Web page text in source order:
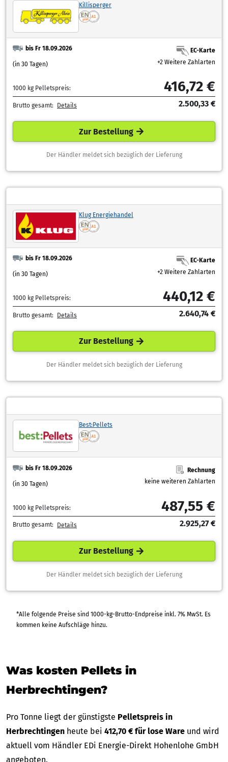
Killisperger
bis Fr 18.09.2026
(in 30 Tagen)
EC-Karte
+2 Weitere Zahlarten
1000 kg Pelletspreis: 416,72 €
Brutto gesamt: Details 2.500,33 €
Zur Bestellung
Der Händler meldet sich bezüglich der Lieferung
Klug Energiehandel
bis Fr 18.09.2026
(in 30 Tagen)
EC-Karte
+2 Weitere Zahlarten
1000 kg Pelletspreis: 440,12 €
Brutto gesamt: Details 2.640,74 €
Zur Bestellung
Der Händler meldet sich bezüglich der Lieferung
Best:Pellets
bis Fr 18.09.2026
(in 30 Tagen)
Rechnung
keine weiteren Zahlarten
1000 kg Pelletspreis: 487,55 €
Brutto gesamt: Details 2.925,27 €
Zur Bestellung
Der Händler meldet sich bezüglich der Lieferung
*Alle folgende Preise sind 1000-kg-Brutto-Endpreise inkl. 7% MwSt. Es
kommen keine Aufschläge hinzu.
Was kosten Pellets in
Herbrechtingen?
Pro Tonne liegt der günstigste Pelletspreis in
Herbrechtingen heute bei 412,70 € für lose Ware und wird
aktuell vom Händler EDi Energie-Direkt Hohenlohe GmbH
angeboten.